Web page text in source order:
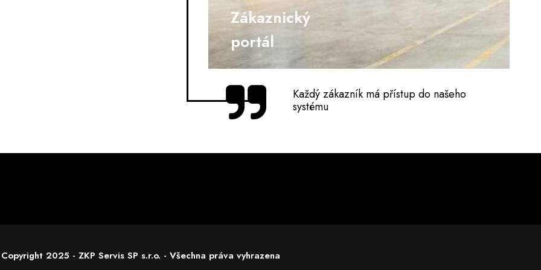
Zákaznický
portál
Každý zákazník má přístup do našeho
systému
2025 - ZKP Servis SP s.r.o. - Všechna práva vyhrazena